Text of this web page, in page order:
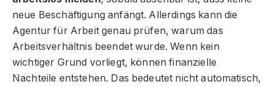
neue Beschäftigung anfängt. Allerdings kann die
Agentur für Arbeit genau prüfen, warum das
Arbeitsverhältnis beendet wurde. Wenn kein
wichtiger Grund vorliegt, können finanzielle
Nachteile entstehen. Das bedeutet nicht automatisch,